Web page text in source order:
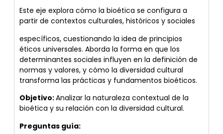
Este eje explora cómo la bioética se configura a
partir de contextos culturales, históricos y sociales
específicos, cuestionando la idea de principios
éticos universales. Aborda la forma en que los
determinantes sociales influyen en la definición de
normas y valores, y cómo la diversidad cultural
transforma las prácticas y fundamentos bioéticos.
Objetivo:Analizar la naturaleza contextual de la
bioética y su relación con la diversidad cultural.
Preguntas guía: